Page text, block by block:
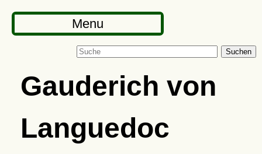
Menu
Suchen
Gauderich von
Languedoc